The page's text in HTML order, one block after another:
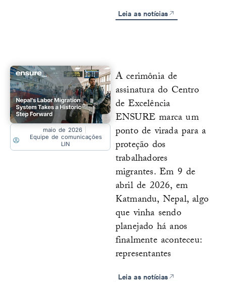
Leia as notícias
maio de 2026
Equipe de comunicações
LIN
A cerimônia de
assinatura do Centro
de Excelência
ENSURE marca um
ponto de virada para a
proteção dos
trabalhadores
migrantes. Em 9 de
abril de 2026, em
Katmandu, Nepal, algo
que vinha sendo
planejado há anos
finalmente aconteceu:
representantes
Leia as notícias